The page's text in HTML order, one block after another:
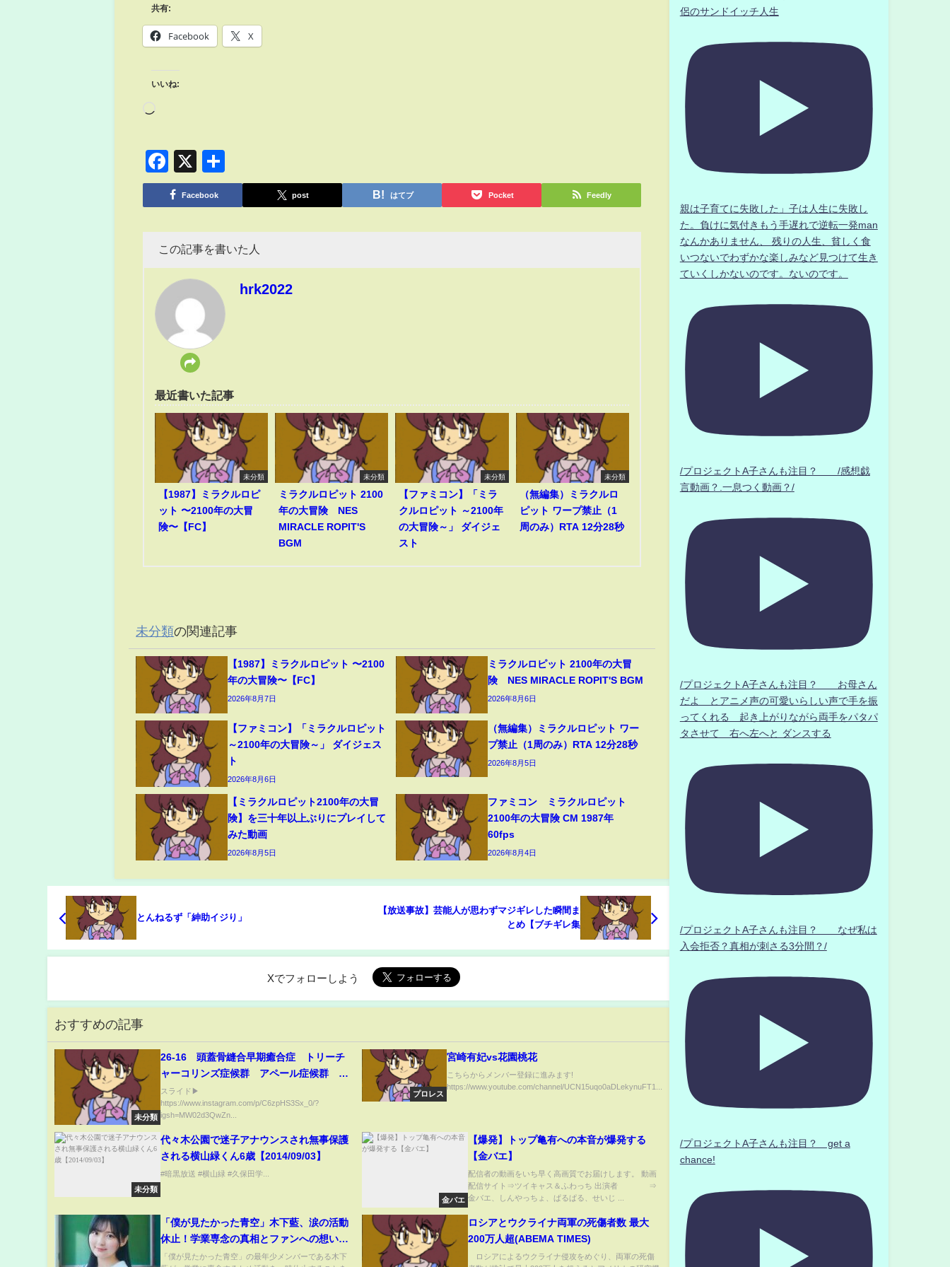
共有:
Facebook X
いいね:
Facebook
X
有
Facebook post はてブ Pocket Feedly
この記事を書いた人
hrk2022
最近書いた記事
未分類
【1987】ミラクルロピ
ット 〜2100年の大冒
険〜【FC】
未分類
ミラクルロピット 2100
年の大冒険 NES
MIRACLE ROPIT'S
BGM
未分類
【ファミコン】「ミラ
クルロピット ～2100年
の大冒険～」 ダイジェ
スト
未分類
（無編集）ミラクルロ
ピット ワープ禁止（1
周のみ）RTA 12分28秒
未分類の関連記事
【1987】ミラクルロピット 〜2100
年の大冒険〜【FC】
2026年8月7日
ミラクルロピット 2100年の大冒
険 NES MIRACLE ROPIT'S BGM
2026年8月6日
【ファミコン】「ミラクルロピット
～2100年の大冒険～」 ダイジェス
ト
2026年8月6日
（無編集）ミラクルロピット ワー
プ禁止（1周のみ）RTA 12分28秒
2026年8月5日
【ミラクルロピット2100年の大冒
険】を三十年以上ぶりにプレイして
みた動画
2026年8月5日
ファミコン ミラクルロピット
2100年の大冒険 CM 1987年
60fps
2026年8月4日
とんねるず「紳助イジり」
【放送事故】芸能人が思わずマジギレした瞬間ま
とめ【ブチギレ集
Xでフォローしよう
おすすめの記事
未分類
26-16 頭蓋骨縫合早期癒合症 トリーチ
ャーコリンズ症候群 アペール症候群 ピ
エールロバン症候群 ファンデルヘーベ症
候群 クルーゾン症候群
スライド▶︎
https://www.instagram.com/p/C6zpHS3Sx_0/?
igsh=MW02d3QwZn...
プロレス
宮崎有妃vs花園桃花
こちらからメンバー登録に進みます!
https://www.youtube.com/channel/UCN15uqo0aDLekynuFT1...
未分類
代々木公園で迷子アナウンスされ無事保護
される横山緑くん6歳【2014/09/03】
#暗黒放送 #横山緑 #久保田学...
金バエ
【爆発】トップ亀有への本音が爆発する
【金バエ】
配信者の動画をいち早く高画質でお届けします。 動画
配信サイト⇒ツイキャス＆ふわっち 出演者 ⇒
金バエ、しんやっちょ、ぱるぱる、せいじ ...
「僕が見たかった青空」木下藍、涙の活動
休止！学業専念の真相とファンへの想いと
は？【感動必至】
「僕が見たかった青空」の最年少メンバーである木下
ロシアとウクライナ両軍の死傷者数 最大
200万人超(ABEMA TIMES)
ロシアによるウクライナ侵攻をめぐり、両軍の死傷
侶のサンドイッチ人生
親は子育てに失敗した」子は人生に失敗し
た。負けに気付きもう手遅れで逆転一発man
なんかありません、 残りの人生、貧しく食
いつないでわずかな楽しみなど見つけて生き
ていくしかないのです。ないのです。
/プロジェクトA子さんも注目？ /感想戯
言動画？.一息つく動画？/
/プロジェクトA子さんも注目？ お母さん
だよ とアニメ声の可愛いらしい声で手を振
ってくれる 起き上がりながら両手をパタパ
タさせて 右へ左へと ダンスする
/プロジェクトA子さんも注目？ なぜ私は
入会拒否？真相が刺さる3分間？/
/プロジェクトA子さんも注目？ get a
chance!